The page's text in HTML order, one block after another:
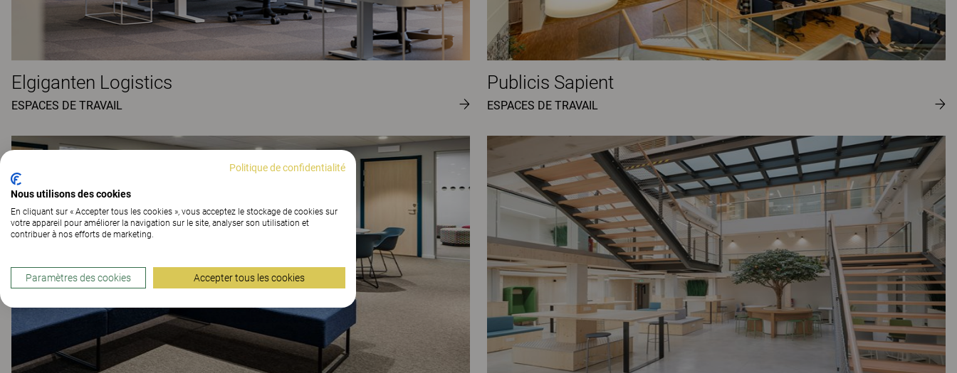
Elgiganten Logistics
ESPACES DE TRAVAIL
Publicis Sapient
ESPACES DE TRAVAIL
Politique de confidentialité
Nous utilisons des cookies
En cliquant sur « Accepter tous les cookies », vous acceptez le stockage de cookies sur
votre appareil pour améliorer la navigation sur le site, analyser son utilisation et
contribuer à nos efforts de marketing.
Paramètres des cookies Accepter tous les cookies